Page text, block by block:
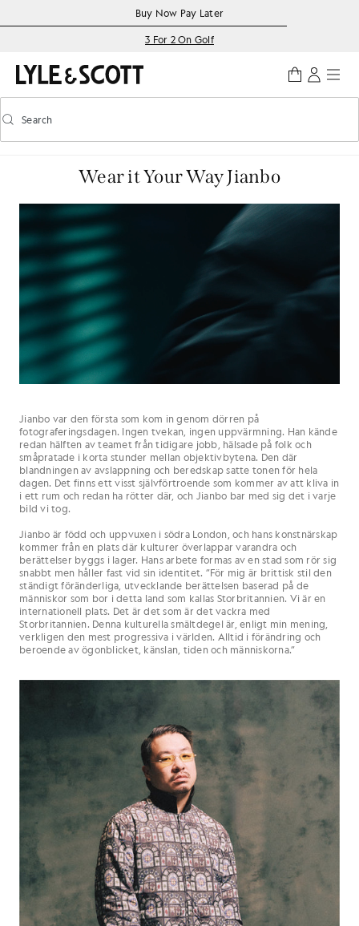
Accessibility informationBuy Now Pay Later
3 For 2 On Golf
Toggle predictive search
Search
Wear it Your Way Jianbo
Jianbo var den första som kom in genom dörren på
fotograferingsdagen. Ingen tvekan, ingen uppvärmning. Han kände
redan hälften av teamet från tidigare jobb, hälsade på folk och
småpratade i korta stunder mellan objektivbytena. Den där
blandningen av avslappning och beredskap satte tonen för hela
dagen. Det finns ett visst självförtroende som kommer av att kliva in
i ett rum och redan ha rötter där, och Jianbo bar med sig det i varje
bild vi tog.
Jianbo är född och uppvuxen i södra London, och hans konstnärskap
kommer från en plats där kulturer överlappar varandra och
berättelser byggs i lager. Hans arbete formas av en stad som rör sig
snabbt men håller fast vid sin identitet. ”För mig är brittisk stil den
ständigt föränderliga, utvecklande berättelsen baserad på de
människor som bor i detta land som kallas Storbritannien. Vi är en
internationell plats. Det är det som är det vackra med
Storbritannien. Denna kulturella smältdegel är, enligt min mening,
verkligen den mest progressiva i världen. Alltid i förändring och
beroende av ögonblicket, känslan, tiden och människorna.”